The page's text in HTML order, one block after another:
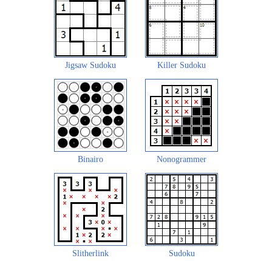
Jigsaw Sudoku Killer Sudoku
Binairo Nonogrammer
Slitherlink Sudoku